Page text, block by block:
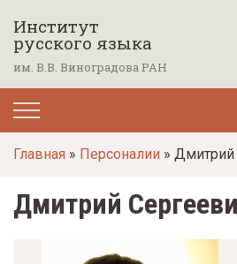
е
т
Институт
русского языка
им. В.В. Виноградова РАН
Главная » Персоналии »
Дмитрий